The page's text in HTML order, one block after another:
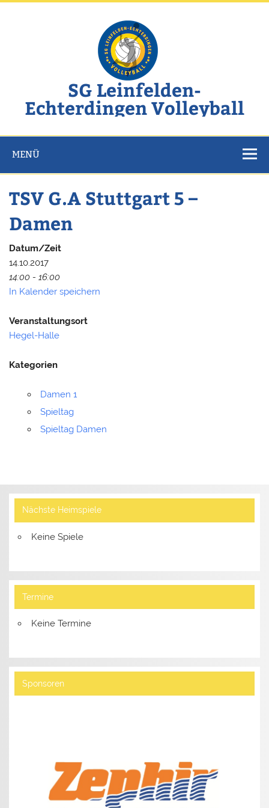
Zum
SG Leinfelden-
Echterdingen Volleyball
MENÜ
TSV G.A Stuttgart 5 –
Damen
Datum/Zeit
14.10.2017
14:00 - 16:00
In Kalender speichern
Veranstaltungsort
Hegel-Halle
Kategorien
Damen 1
Spieltag
Spieltag Damen
Nächste Heimspiele
Keine Spiele
Termine
Keine Termine
Sponsoren